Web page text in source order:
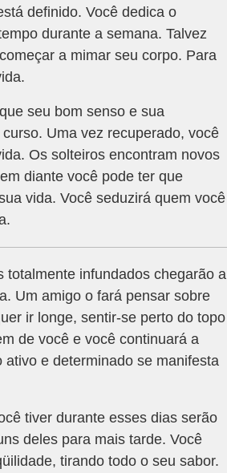
definido. Você dedica o
durante a semana. Talvez
a mimar seu corpo. Para
seu bom senso e sua
Uma vez recuperado, você
Os solteiros encontram novos
diante você pode ter que
vida. Você seduzirá quem você
totalmente infundados chegarão a
Um amigo o fará pensar sobre
ir longe, sentir-se perto do topo
de você e você continuará a
e determinado se manifesta
tiver durante esses dias serão
deles para mais tarde. Você
tirando todo o seu sabor.